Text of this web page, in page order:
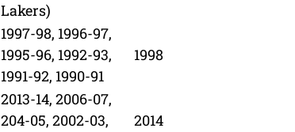
Lakers)
1997-98, 1996-97,
1995-96, 1992-93,
1991-92, 1990-91
1998
2013-14, 2006-07,
204-05, 2002-03,
2014